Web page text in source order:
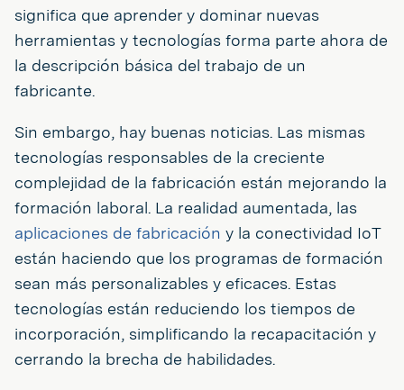
significa que aprender y dominar nuevas
herramientas y tecnologías forma parte ahora de
la descripción básica del trabajo de un
fabricante.
Sin embargo, hay buenas noticias. Las mismas
tecnologías responsables de la creciente
complejidad de la fabricación están mejorando la
formación laboral. La realidad aumentada, las
aplicaciones de fabricación y la conectividad IoT
están haciendo que los programas de formación
sean más personalizables y eficaces. Estas
tecnologías están reduciendo los tiempos de
incorporación, simplificando la recapacitación y
cerrando la brecha de habilidades.